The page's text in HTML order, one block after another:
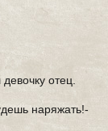
отец.
наряжать!-